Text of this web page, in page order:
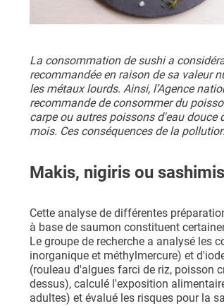
La consommation de sushi a
recommandée en raison de sa valeur
les métaux lourds. Ainsi, l’Agence
recommande de consommer du
carpe ou autres poissons d'eau douce
mois. Ces conséquences de la
Makis, nigiris ou
Cette analyse de différentes
à base de saumon constituent
Le groupe de recherche a analysé les
inorganique et méthylmercure) et
(rouleau d'algues farci de riz, poisson
dessus), calculé l'exposition
adultes) et évalué les risques pour la